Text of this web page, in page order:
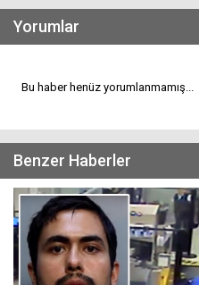
Yorumlar
Bu haber henüz yorumlanmamış...
Benzer Haberler